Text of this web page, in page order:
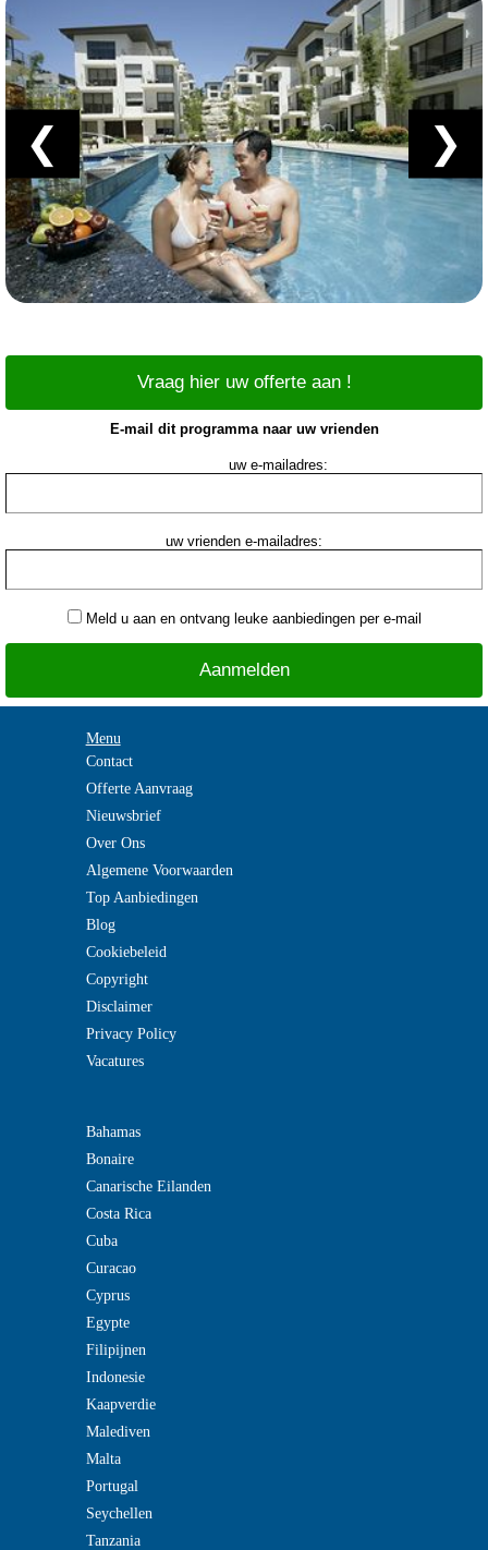
❮ ❯
Vraag hier uw offerte aan !
E-mail dit programma naar uw vrienden
uw e-mailadres:
uw vrienden e-mailadres:
Meld u aan en ontvang leuke aanbiedingen per e-mail
Menu
Contact
Offerte Aanvraag
Nieuwsbrief
Over Ons
Algemene Voorwaarden
Top Aanbiedingen
Blog
Cookiebeleid
Copyright
Disclaimer
Privacy Policy
Vacatures
Bahamas
Bonaire
Canarische Eilanden
Costa Rica
Cuba
Curacao
Cyprus
Egypte
Filipijnen
Indonesie
Kaapverdie
Malediven
Malta
Portugal
Seychellen
Tanzania